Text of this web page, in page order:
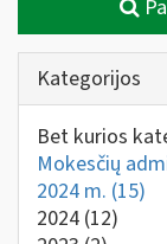
Kategorijos
Bet kurios
Mokesčių
2024 m. (15)
2024 (12)